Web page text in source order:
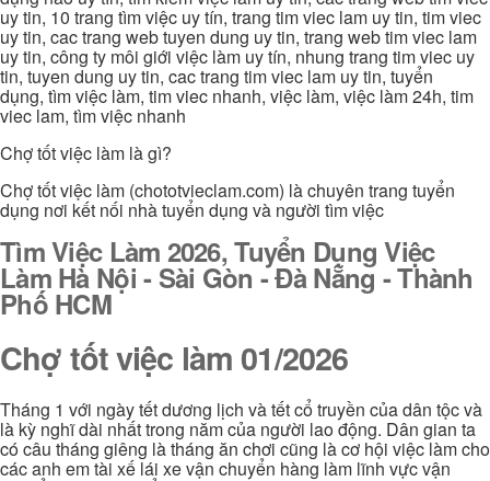
uy tin, 10 trang tìm việc uy tín, trang tim viec lam uy tin, tim viec
uy tin, cac trang web tuyen dung uy tin, trang web tim viec lam
uy tin, công ty môi giới việc làm uy tín, nhung trang tim viec uy
tin, tuyen dung uy tin, cac trang tim viec lam uy tin, tuyển
dụng, tìm việc làm, tim viec nhanh, việc làm, việc làm 24h, tim
viec lam, tìm việc nhanh
Chợ tốt việc làm là gì?
Chợ tốt việc làm (chototvieclam.com) là chuyên trang tuyển
dụng nơi kết nối nhà tuyển dụng và người tìm việc
Tìm Việc Làm 2026, Tuyển Dụng Việc
Làm Hà Nội - Sài Gòn - Đà Nẵng - Thành
Phố HCM
Chợ tốt việc làm 01/2026
Tháng 1 với ngày tết dương lịch và tết cổ truyền của dân tộc và
là kỳ nghĩ dài nhất trong năm của người lao động. Dân gian ta
có câu tháng giêng là tháng ăn chơi cũng là cơ hội việc làm cho
các anh em tài xế lái xe vận chuyển hàng làm lĩnh vực vận